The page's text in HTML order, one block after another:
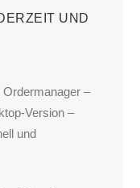
UND
–
Version –
und